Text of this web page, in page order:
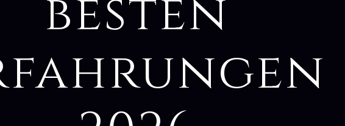
besten